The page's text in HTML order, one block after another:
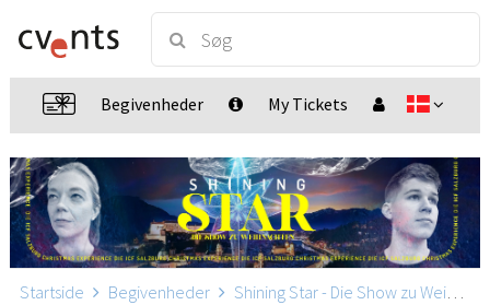
Begivenheder My Tickets
Startside Begivenheder Shining Star - Die Show zu Weihnachten - Zusatzshow